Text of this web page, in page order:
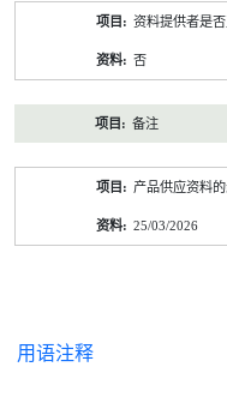
资料提供者是
否
备注
产品供应资料
25/03/2026
用语注释